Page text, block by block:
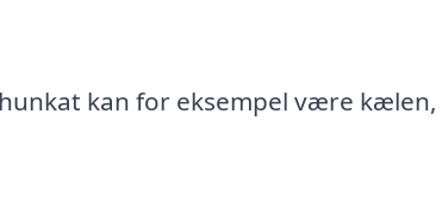
kan for eksempel være